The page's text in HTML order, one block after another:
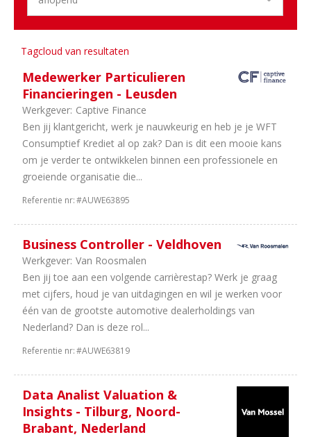
Noord-
Holland
Overijssel
Limburg
Zeeland
Aantal
uren
uur
uur
38
uur
36
uur
24
uur
Tagcloud van resultaten
Medewerker Particulieren
Financieringen - Leusden
Werkgever: Captive Finance
Ben jij klantgericht, werk je nauwkeurig en heb je je WFT
Consumptief Krediet al op zak? Dan is dit een mooie kans
om je verder te ontwikkelen binnen een professionele en
groeiende organisatie die...
Referentie nr:#AUWE63895
Business Controller - Veldhoven
Werkgever: Van Roosmalen
Ben jij toe aan een volgende carrièrestap? Werk je graag
met cijfers, houd je van uitdagingen en wil je werken voor
één van de grootste automotive dealerholdings van
Nederland? Dan is deze rol...
Referentie nr:#AUWE63819
Data Analist Valuation &
Insights - Tilburg, Noord-
Brabant, Nederland